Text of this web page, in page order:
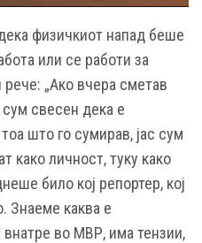
физичкиот напад беше
или се работи за
„Ако вчера сметав
сум свесен дека е
што го сумирав, јас сум
како личност, туку како
било кој репортер, кој
Знаеме каква е
внатре во МВР, има тензии,